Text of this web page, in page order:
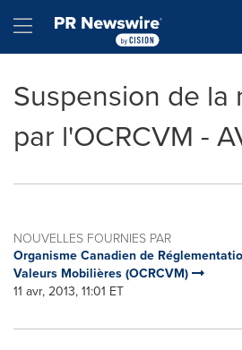
Hamburger menu
Suspension de la
par l'OCRCVM -
NOUVELLES FOURNIES PAR
Organisme Canadien de
Valeurs Mobilières (OCRCVM)
11 avr, 2013, 11:01 ET